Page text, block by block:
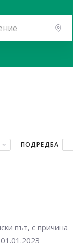
ПОДРЕДБА
път, с причина